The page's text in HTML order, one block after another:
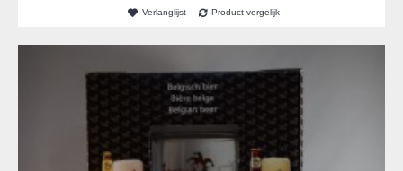
Verlanglijst Product vergelijk